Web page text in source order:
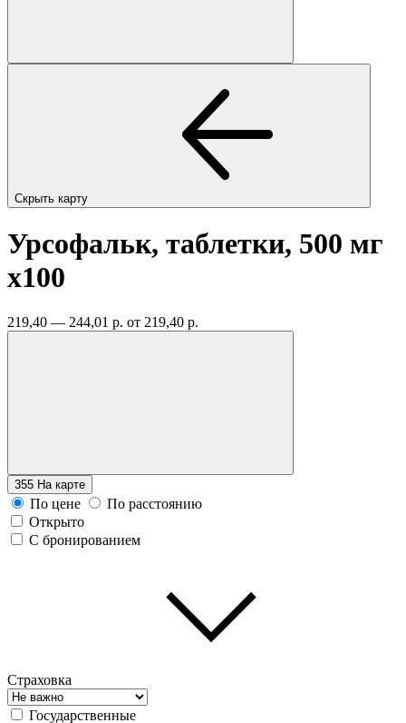
Скрыть карту
Урсофальк, таблетки, 500 мг
x100
219,40 — 244,01 р. от 219,40 р.
355 На карте
По цене
По расстоянию
Открыто
С бронированием
Страховка
Государственные